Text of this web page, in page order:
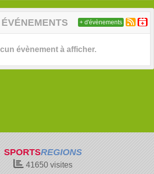
évènement à afficher.
+ d'évènements
SPORTSREGIONS
41650visites